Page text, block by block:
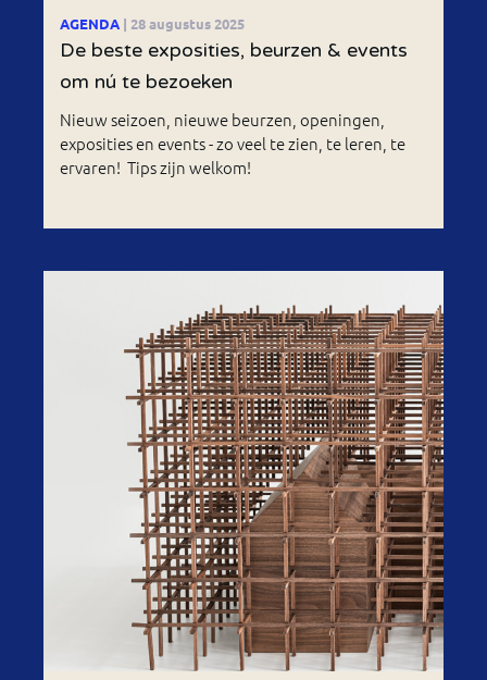
AGENDA | 28 augustus 2025
De beste exposities, beurzen & events
om nú te bezoeken
Nieuw seizoen, nieuwe beurzen, openingen,
exposities en events - zo veel te zien, te leren, te
ervaren! Tips zijn welkom!